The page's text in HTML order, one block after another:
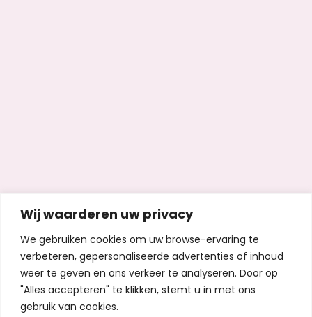
Wij waarderen uw privacy
We gebruiken cookies om uw browse-ervaring te
verbeteren, gepersonaliseerde advertenties of inhoud
weer te geven en ons verkeer te analyseren. Door op
"Alles accepteren" te klikken, stemt u in met ons
gebruik van cookies.